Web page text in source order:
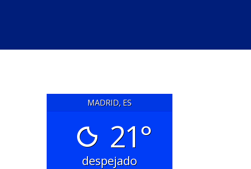
MADRID, ES
21°
despejado